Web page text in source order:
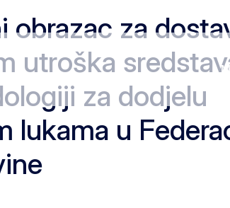
obrazac za
utroška
za dodjelu
lukama u